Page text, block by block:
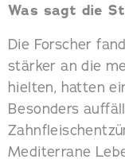
Was sagt die
Die Forscher
stärker an die
hielten, hatten
Besonders
Mediterrane